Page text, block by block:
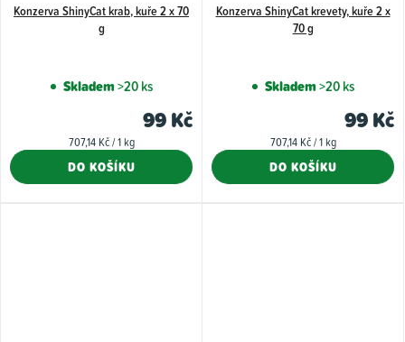
Konzerva ShinyCat krab, kuře 2 x 70
g
Skladem>20 ks
99 Kč
Měrná
707,14 Kč / 1 kg
DO KOŠÍKU
Konzerva ShinyCat krevety, kuře 2 x
70 g
Skladem>20 ks
99 Kč
Měrná
707,14 Kč / 1 kg
DO KOŠÍKU